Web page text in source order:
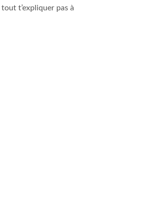
t’expliquer pas à